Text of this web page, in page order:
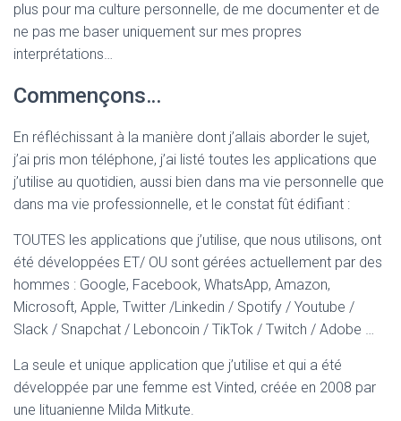
plus pour ma culture personnelle, de me documenter et de
ne pas me baser uniquement sur mes propres
interprétations…
Commençons…
En réfléchissant à la manière dont j’allais aborder le sujet,
j’ai pris mon téléphone, j’ai listé toutes les applications que
j’utilise au quotidien, aussi bien dans ma vie personnelle que
dans ma vie professionnelle, et le constat fût édifiant :
TOUTES les applications que j’utilise, que nous utilisons, ont
été développées ET/ OU sont gérées actuellement par des
hommes : Google, Facebook, WhatsApp, Amazon,
Microsoft, Apple, Twitter /Linkedin / Spotify / Youtube /
Slack / Snapchat / Leboncoin / TikTok / Twitch / Adobe …
La seule et unique application que j’utilise et qui a été
développée par une femme est Vinted, créée en 2008 par
une lituanienne Milda Mitkute.